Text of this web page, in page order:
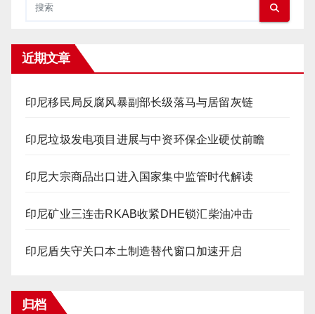
近期文章
印尼移民局反腐风暴副部长级落马与居留灰链
印尼垃圾发电项目进展与中资环保企业硬仗前瞻
印尼大宗商品出口进入国家集中监管时代解读
印尼矿业三连击RKAB收紧DHE锁汇柴油冲击
印尼盾失守关口本土制造替代窗口加速开启
归档